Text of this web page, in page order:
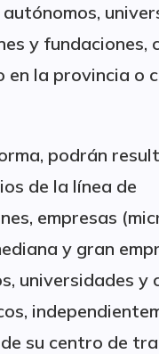
y fundaciones,
en la provincia o
podrán
de la línea de
empresas
y gran
universidades y
su centro de